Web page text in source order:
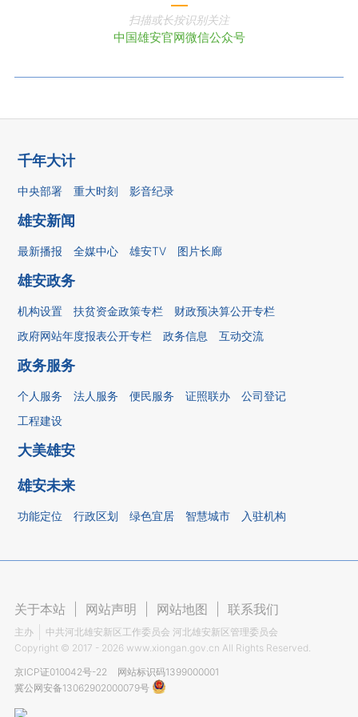
扫描或长按识别关注
中国雄安官网微信公众号
千年大计
中央部署 重大时刻 影音纪录
雄安新闻
最新播报 全媒中心 雄安TV 图片长廊
雄安政务
机构设置 扶贫资金政策专栏
财政预决算公开专栏
政府网站年度报表公开专栏
政务信息 互动交流
政务服务
个人服务 法人服务 便民服务 证照联办
公司登记
工程建设
大美雄安
雄安未来
功能定位 行政区划 绿色宜居 智慧城市 入驻机构
关于本站 网站声明 网站地图 联系我们
主办
中共河北雄安新区工作委员会 河北雄安新区管理委员会
Copyright © 2017 - 2026 www.xiongan.gov.cn All Rights Reserved.
京ICP证010042号-22
网站标识码1399000001
冀公网安备13062902000079号